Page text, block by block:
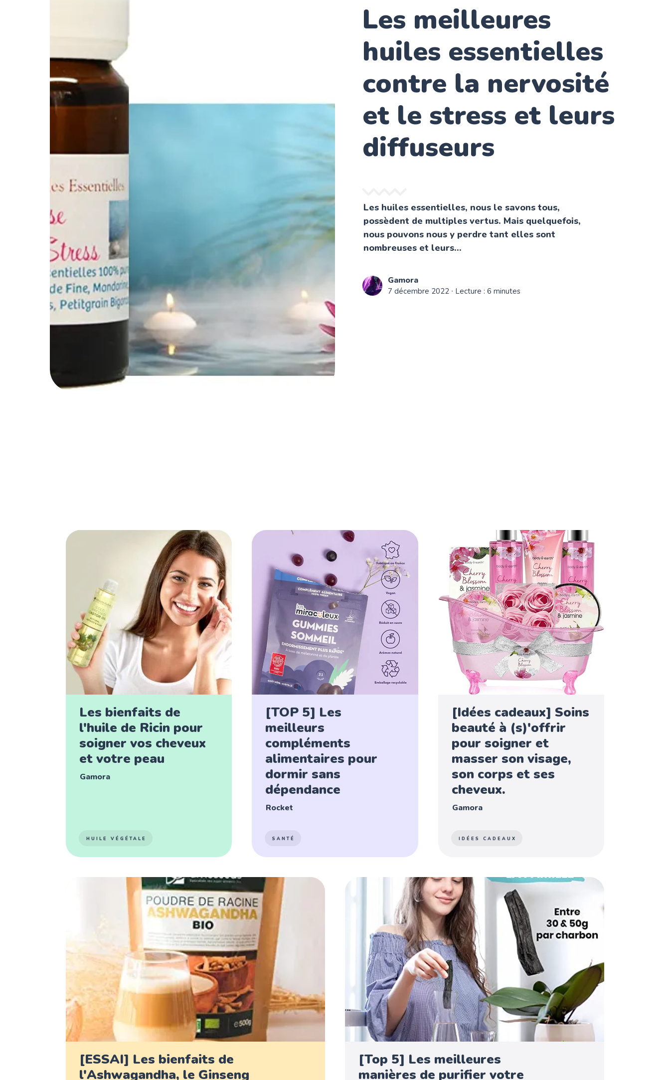
Les meilleures
huiles essentielles
contre la nervosité
et le stress et leurs
diffuseurs
Les huiles essentielles, nous le savons tous,
possèdent de multiples vertus. Mais quelquefois,
nous pouvons nous y perdre tant elles sont
nombreuses et leurs...
Gamora
7 décembre 2022 ∙ Lecture : 6 minutes
Les bienfaits de
l'huile de Ricin pour
soigner vos cheveux
et votre peau
Gamora
HUILE VÉGÉTALE
[TOP 5] Les
meilleurs
compléments
alimentaires pour
dormir sans
dépendance
Rocket
SANTÉ
[Idées cadeaux] Soins
beauté à (s)'offrir
pour soigner et
masser son visage,
son corps et ses
cheveux.
Gamora
IDÉES CADEAUX
[ESSAI] Les bienfaits de
l'Ashwagandha, le Ginseng
[Top 5] Les meilleures
manières de purifier votre